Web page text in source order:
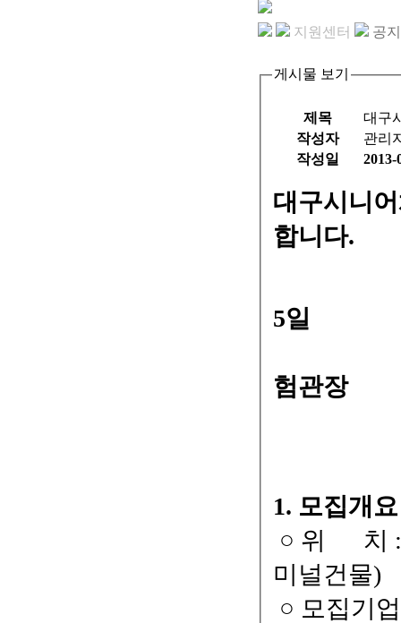
지원센터 공
게시물 보기
제목
대구
작성자
관리
작성일
2013-
대구시니
합니다.
5일
험관장
1. 모집개요
○ 위 치 :
미널건물)
○ 모집기